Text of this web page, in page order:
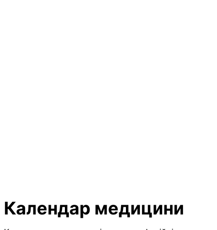
Календар медицини